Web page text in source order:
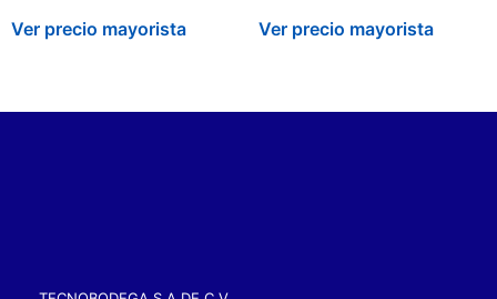
Ver precio mayorista
Ver precio mayorista